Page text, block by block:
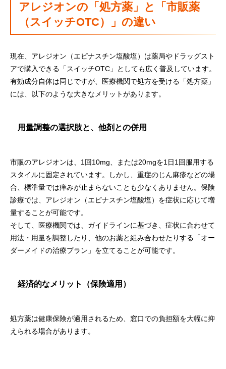
アレジオンの「処方薬」と「市販薬
（スイッチOTC）」の違い
ㅤ現在、アレジオン（エピナスチン塩酸塩）は薬局やドラッグスト
アで購入できる「スイッチOTC」としても広く普及しています。
有効成分自体は同じですが、医療機関で処方を受ける「処方薬」
には、以下のような大きなメリットがあります。
用量調整の選択肢と、他剤との併用
市販のアレジオンは、1回10mg、または20mgを1日1回服用する
スタイルに固定されています。しかし、重症のじん麻疹などの場
合、標準量では痒みが止まらないことも少なくありません。保険
診療では、アレジオン（エピナスチン塩酸塩）を症状に応じて増
量することが可能です。
そして、医療機関では、ガイドラインに基づき、症状に合わせて
用法・用量を調整したり、他のお薬と組み合わせたりする「オー
ダーメイドの治療プラン」を立てることが可能です。
経済的なメリット（保険適用）
処方薬は健康保険が適用されるため、窓口での負担額を大幅に抑
えられる場合があります。